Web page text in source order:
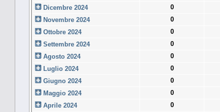
Dicembre 2024
0
Novembre 2024
0
Ottobre 2024
0
Settembre 2024
0
Agosto 2024
0
Luglio 2024
0
Giugno 2024
0
Maggio 2024
0
Aprile 2024
0